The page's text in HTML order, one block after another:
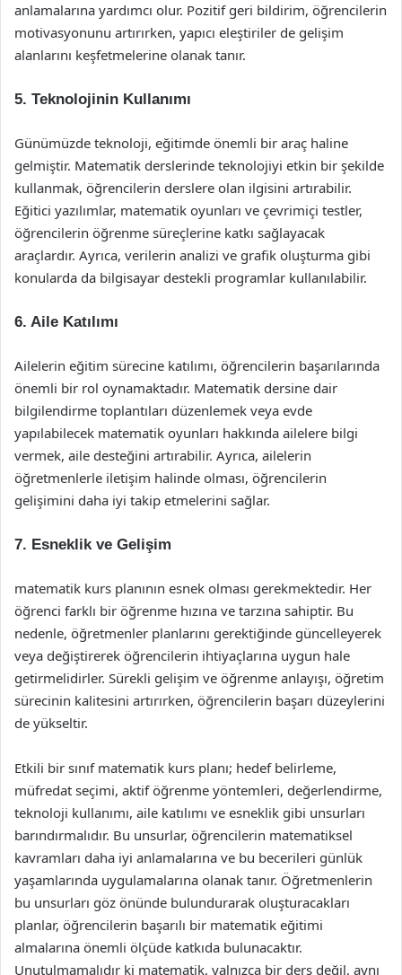
anlamalarına yardımcı olur. Pozitif geri bildirim, öğrencilerin
motivasyonunu artırırken, yapıcı eleştiriler de gelişim
alanlarını keşfetmelerine olanak tanır.
5. Teknolojinin Kullanımı
Günümüzde teknoloji, eğitimde önemli bir araç haline
gelmiştir. Matematik derslerinde teknolojiyi etkin bir şekilde
kullanmak, öğrencilerin derslere olan ilgisini artırabilir.
Eğitici yazılımlar, matematik oyunları ve çevrimiçi testler,
öğrencilerin öğrenme süreçlerine katkı sağlayacak
araçlardır. Ayrıca, verilerin analizi ve grafik oluşturma gibi
konularda da bilgisayar destekli programlar kullanılabilir.
6. Aile Katılımı
Ailelerin eğitim sürecine katılımı, öğrencilerin başarılarında
önemli bir rol oynamaktadır. Matematik dersine dair
bilgilendirme toplantıları düzenlemek veya evde
yapılabilecek matematik oyunları hakkında ailelere bilgi
vermek, aile desteğini artırabilir. Ayrıca, ailelerin
öğretmenlerle iletişim halinde olması, öğrencilerin
gelişimini daha iyi takip etmelerini sağlar.
7. Esneklik ve Gelişim
matematik kurs planının esnek olması gerekmektedir. Her
öğrenci farklı bir öğrenme hızına ve tarzına sahiptir. Bu
nedenle, öğretmenler planlarını gerektiğinde güncelleyerek
veya değiştirerek öğrencilerin ihtiyaçlarına uygun hale
getirmelidirler. Sürekli gelişim ve öğrenme anlayışı, öğretim
sürecinin kalitesini artırırken, öğrencilerin başarı düzeylerini
de yükseltir.
Etkili bir sınıf matematik kurs planı; hedef belirleme,
müfredat seçimi, aktif öğrenme yöntemleri, değerlendirme,
teknoloji kullanımı, aile katılımı ve esneklik gibi unsurları
barındırmalıdır. Bu unsurlar, öğrencilerin matematiksel
kavramları daha iyi anlamalarına ve bu becerileri günlük
yaşamlarında uygulamalarına olanak tanır. Öğretmenlerin
bu unsurları göz önünde bulundurarak oluşturacakları
planlar, öğrencilerin başarılı bir matematik eğitimi
almalarına önemli ölçüde katkıda bulunacaktır.
Unutulmamalıdır ki matematik, yalnızca bir ders değil, aynı